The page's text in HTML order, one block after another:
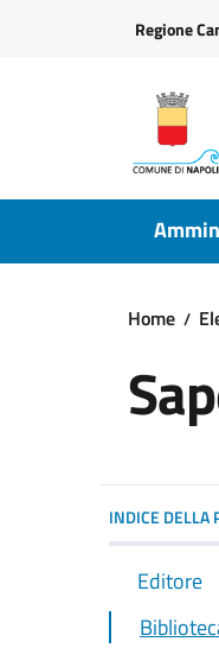
Regione
Home
INDICE DELLA
Editore